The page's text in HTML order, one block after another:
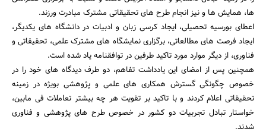
جستجو
ها، همایش ها و نیز انجام طرح های تحقیقاتی مشترک مبادرت ورزند.
اعطای بورسیه تحصیلی، ایجاد کرسی زبان و ادبیات در دانشگاه های یکدیگر،
ایجاد فرصت های مطالعاتی، برگزاری نمایشگاه های مشترک علمی، تحقیقاتی و
فناوری، از دیگر موارد مورد تاکید طرفین در توافقنامه یاد شده است.
همچنین پس از امضای این یادداشت تفاهم، دو طرف دیدگاه های خود را در
خصوص چگونگی گسترش همکاری های علمی و پژوهشی بویژه در زمینه
تحقیقاتی اعلام کردند و با تاکید بر تقویت هر چه بیشتر تعاملات فی مابین،
خواستار تبادل تجربیات دو کشور در خصوص طرح های پژوهشی و فناوری
شدند.